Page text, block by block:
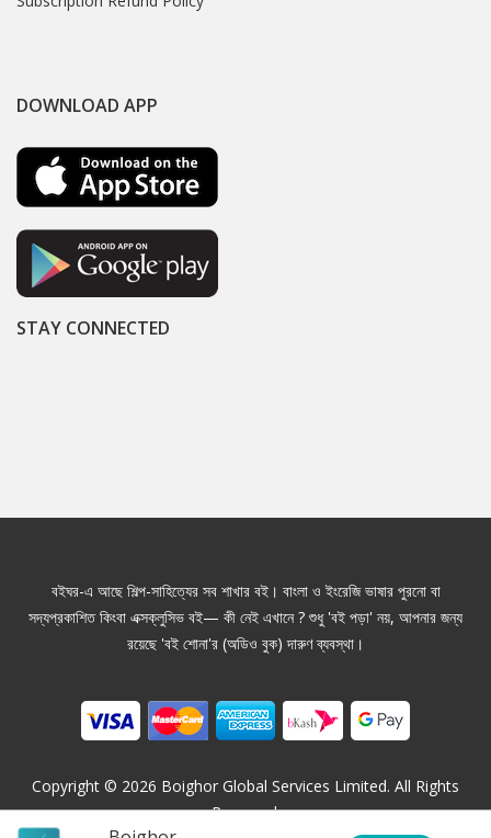
DOWNLOAD APP
STAY CONNECTED
বইঘর-এ আছে শিল্প-সাহিত্যের সব শাখার বই। বাংলা ও ইংরেজি ভাষার পুরনো বা
সদ্যপ্রকাশিত কিংবা এক্সক্লুসিভ বই— কী নেই এখানে ? শুধু 'বই পড়া' নয়, আপনার জন্য
রয়েছে 'বই শোনা'র (অডিও বুক) দারুণ ব্যবস্থা।
Copyright © 2026 Boighor Global Services Limited. All Rights
Reserved.